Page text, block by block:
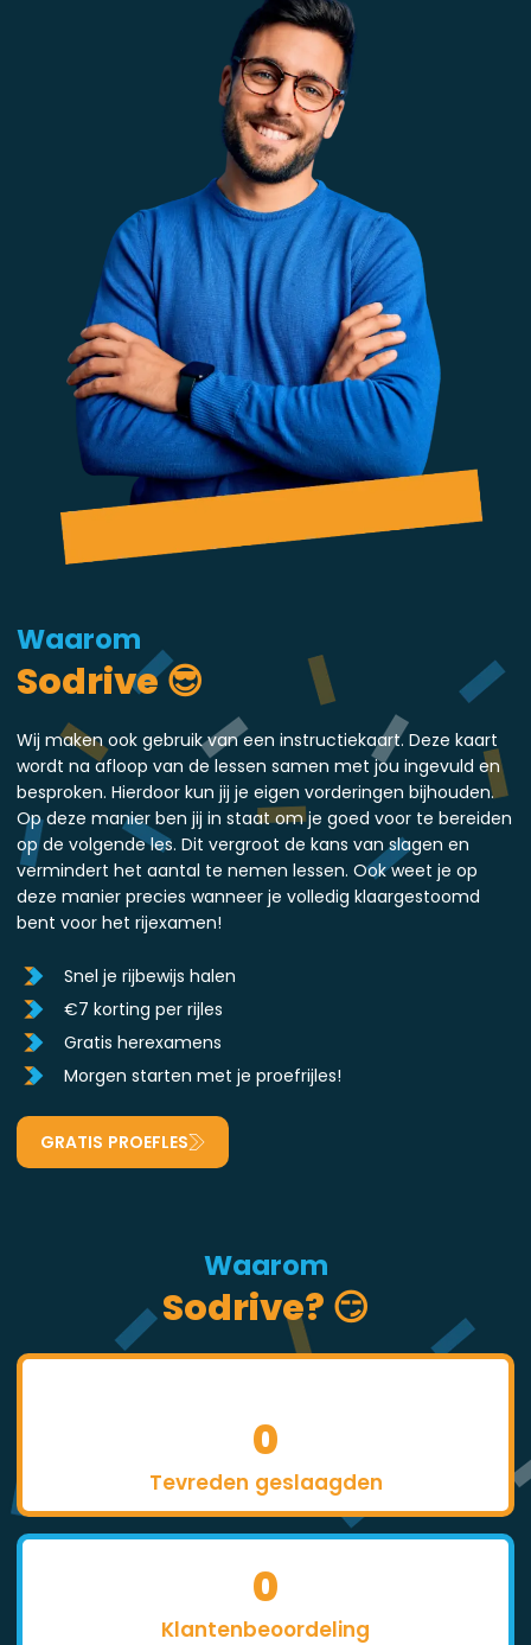
Waarom
Sodrive 😎
Wij maken ook gebruik van een instructiekaart. Deze kaart
wordt na afloop van de lessen samen met jou ingevuld en
besproken. Hierdoor kun jij je eigen vorderingen bijhouden.
Op deze manier ben jij in staat om je goed voor te bereiden
op de volgende les. Dit vergroot de kans van slagen en
vermindert het aantal te nemen lessen. Ook weet je op
deze manier precies wanneer je volledig klaargestoomd
bent voor het rijexamen!
Snel je rijbewijs halen
€7 korting per rijles
Gratis herexamens
Morgen starten met je proefrijles!
GRATIS PROEFLES
Waarom
Sodrive? 😏
Tevreden geslaagden
0
Klantenbeoordeling
0